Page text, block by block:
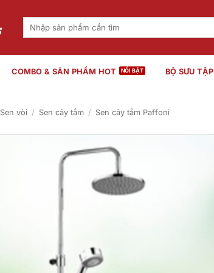
Tìm
COMBO & SẢN PHẨM HOT BỘ SƯU TẬP
Sen vòi / Sen cây tắm / Sen cây tắm Paffoni